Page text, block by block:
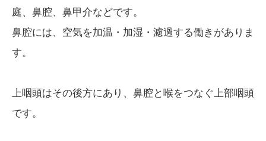
庭、鼻腔、鼻甲介などです。
鼻腔には、空気を加温・加湿・濾過する働きがありま
す。
上咽頭はその後方にあり、鼻腔と喉をつなぐ上部咽頭
です。